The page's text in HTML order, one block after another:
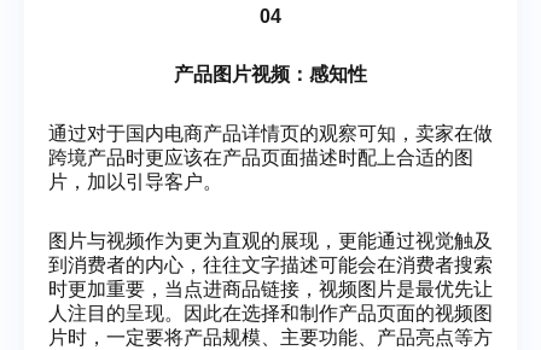
04
产品图片视频：感知性
通过对于国内电商产品详情页的观察可知，卖家在做
跨境产品时更应该在产品页面描述时配上合适的图
片，加以引导客户。
图片与视频作为更为直观的展现，更能通过视觉触及
到消费者的内心，往往文字描述可能会在消费者搜索
时更加重要，当点进商品链接，视频图片是最优先让
人注目的呈现。因此在选择和制作产品页面的视频图
片时，一定要将产品规模、主要功能、产品亮点等方